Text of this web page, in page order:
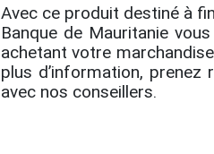
Avec ce produit destiné à
Banque de Mauritanie
achetant votre
plus d’information,
avec nos conseillers.